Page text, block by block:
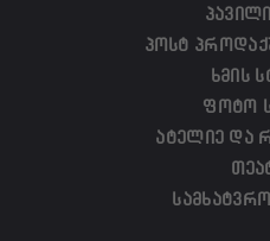
პოსტ
ხმის
ფოტო
ატელიე და